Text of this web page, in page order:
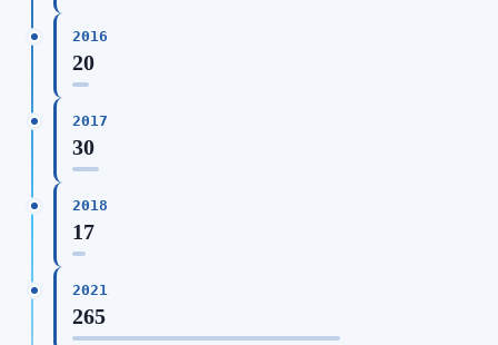
2016
20
2017
30
2018
17
2021
265